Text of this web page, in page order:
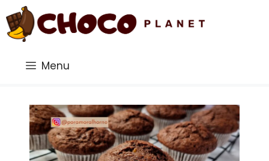
Saltar
al
contenido
Menu